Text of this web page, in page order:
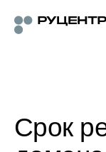
Срок